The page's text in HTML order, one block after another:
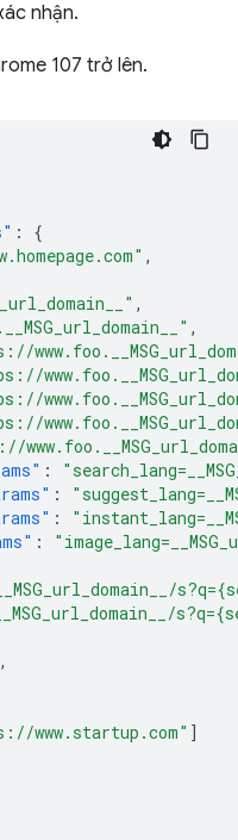
nhận.
107 trở lên.
:
{
,
,
,
:
:
:
:
,
www.startup.com" ]